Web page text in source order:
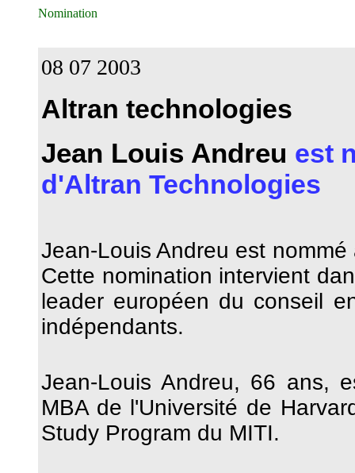
Nomination
08 07 2003
Altran technologies
Jean Louis Andreu est
d'Altran Technologies
Jean-Louis Andreu est
Cette nomination intervient
leader européen du conseil
indépendants.
Jean-Louis Andreu, 66 ans,
MBA de l'Université de
Study Program du MITI.